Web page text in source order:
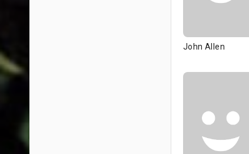
John Allen